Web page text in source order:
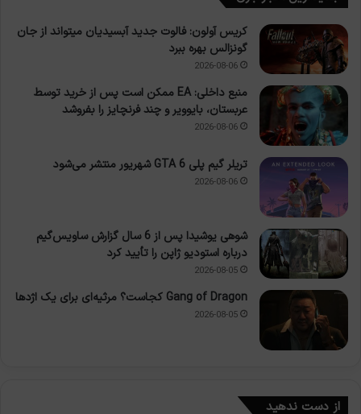
کریس آولون: فالوت جدید آبسیدیان میتواند از جان
گونزالس بهره ببرد
2026-08-06
منبع داخلی: EA ممکن است پس از خرید توسط
عربستان، بایوویر و چند فرنچایز را بفروشد
2026-08-06
تریلر گیم پلی GTA 6 شهریور منتشر می‌شود
2026-08-06
شوهی یوشیدا پس از 6 سال گزارش ساویس‌گیم
درباره استودیو ژاپن را تأیید کرد
2026-08-05
Gang of Dragon کجاست؟ مرثیه‌ای برای یک اژدها
2026-08-05
از دست ندهید